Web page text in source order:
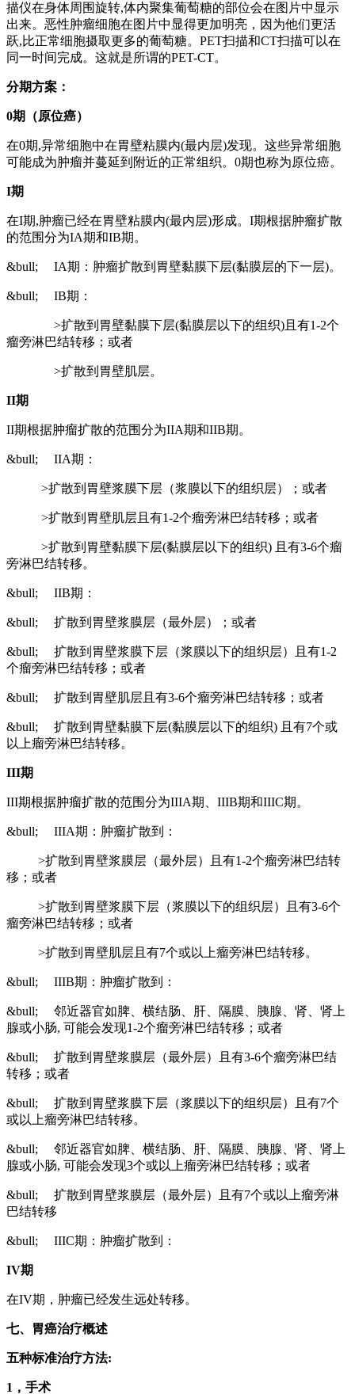
描仪在身体周围旋转,体内聚集葡萄糖的部位会在图片中显示
出来。恶性肿瘤细胞在图片中显得更加明亮，因为他们更活
跃,比正常细胞摄取更多的葡萄糖。PET扫描和CT扫描可以在
同一时间完成。这就是所谓的PET-CT。
分期方案：
0期（原位癌）
在0期,异常细胞中在胃壁粘膜内(最内层)发现。这些异常细胞
可能成为肿瘤并蔓延到附近的正常组织。0期也称为原位癌。
I期
在I期,肿瘤已经在胃壁粘膜内(最内层)形成。I期根据肿瘤扩散
的范围分为IA期和IB期。
&bull; IA期：肿瘤扩散到胃壁黏膜下层(黏膜层的下一层)。
&bull; IB期：
>扩散到胃壁黏膜下层(黏膜层以下的组织)且有1-2个
瘤旁淋巴结转移；或者
>扩散到胃壁肌层。
II期
II期根据肿瘤扩散的范围分为IIA期和IIB期。
&bull; IIA期：
>扩散到胃壁浆膜下层（浆膜以下的组织层）；或者
>扩散到胃壁肌层且有1-2个瘤旁淋巴结转移；或者
>扩散到胃壁黏膜下层(黏膜层以下的组织) 且有3-6个瘤
旁淋巴结转移。
&bull; IIB期：
&bull; 扩散到胃壁浆膜层（最外层）；或者
&bull; 扩散到胃壁浆膜下层（浆膜以下的组织层）且有1-2
个瘤旁淋巴结转移；或者
&bull; 扩散到胃壁肌层且有3-6个瘤旁淋巴结转移；或者
&bull; 扩散到胃壁黏膜下层(黏膜层以下的组织) 且有7个或
以上瘤旁淋巴结转移。
III期
III期根据肿瘤扩散的范围分为IIIA期、IIIB期和IIIC期。
&bull; IIIA期：肿瘤扩散到：
>扩散到胃壁浆膜层（最外层）且有1-2个瘤旁淋巴结转
移；或者
>扩散到胃壁浆膜下层（浆膜以下的组织层）且有3-6个
瘤旁淋巴结转移；或者
>扩散到胃壁肌层且有7个或以上瘤旁淋巴结转移。
&bull; IIIB期：肿瘤扩散到：
&bull; 邻近器官如脾、横结肠、肝、隔膜、胰腺、肾、肾上
腺或小肠, 可能会发现1-2个瘤旁淋巴结转移；或者
&bull; 扩散到胃壁浆膜层（最外层）且有3-6个瘤旁淋巴结
转移；或者
&bull; 扩散到胃壁浆膜下层（浆膜以下的组织层）且有7个
或以上瘤旁淋巴结转移。
&bull; 邻近器官如脾、横结肠、肝、隔膜、胰腺、肾、肾上
腺或小肠, 可能会发现3个或以上瘤旁淋巴结转移；或者
&bull; 扩散到胃壁浆膜层（最外层）且有7个或以上瘤旁淋
巴结转移
&bull; IIIC期：肿瘤扩散到：
IV期
在IV期，肿瘤已经发生远处转移。
七、胃癌治疗概述
五种标准治疗方法:
1 ，手术